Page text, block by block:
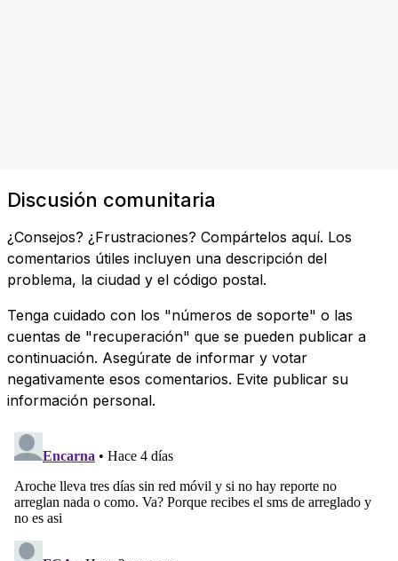
Discusión comunitaria
¿Consejos? ¿Frustraciones? Compártelos aquí. Los
comentarios útiles incluyen una descripción del
problema, la ciudad y el código postal.
Tenga cuidado con los "números de soporte" o las
cuentas de "recuperación" que se pueden publicar a
continuación. Asegúrate de informar y votar
negativamente esos comentarios. Evite publicar su
información personal.